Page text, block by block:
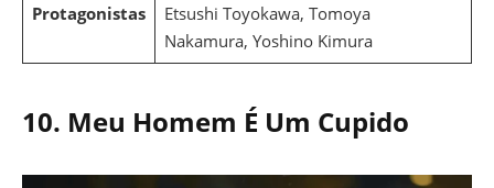
Protagonistas
Etsushi Toyokawa, Tomoya
Nakamura, Yoshino Kimura
10. Meu Homem É Um Cupido